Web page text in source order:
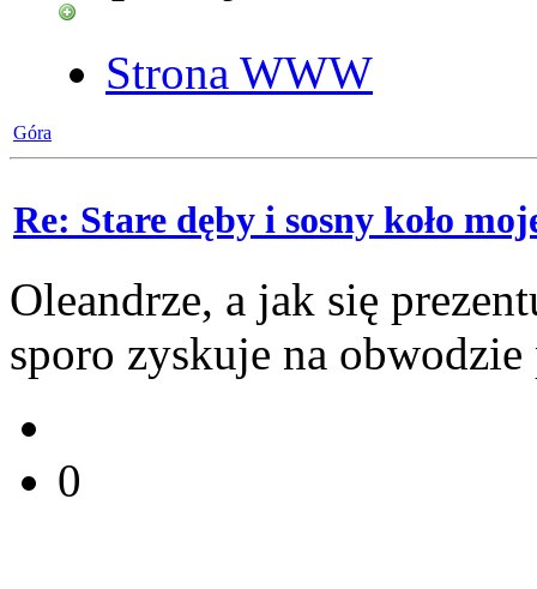
Strona WWW
Góra
Re: Stare dęby i sosny koło
Oleandrze, a jak się
sporo zyskuje na
0